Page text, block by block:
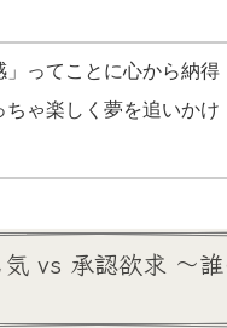
」ってことに心から納得
ちゃ楽しく夢を追いかけ
vs 承認欲求 〜誰